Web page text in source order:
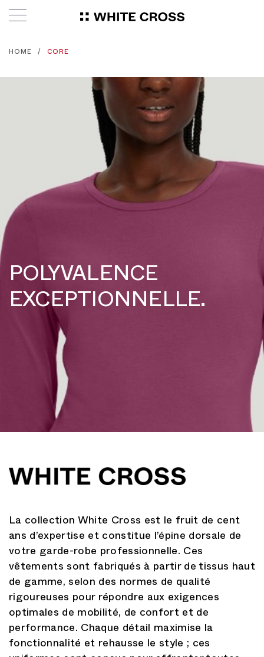
HOME CORE
POLYVALENCE
EXCEPTIONNELLE.
La collection White Cross est le fruit de cent
ans d’expertise et constitue l’épine dorsale de
votre garde-robe professionnelle. Ces
vêtements sont fabriqués à partir de tissus haut
de gamme, selon des normes de qualité
rigoureuses pour répondre aux exigences
optimales de mobilité, de confort et de
performance. Chaque détail maximise la
fonctionnalité et rehausse le style ; ces